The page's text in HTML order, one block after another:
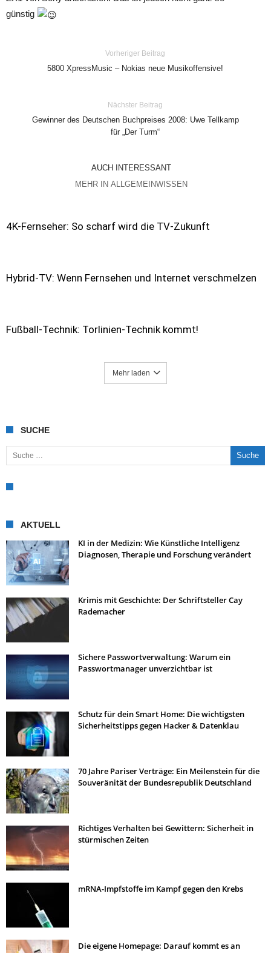
günstig
Vorheriger Beitrag
5800 XpressMusic – Nokias neue Musikoffensive!
Nächster Beitrag
Gewinner des Deutschen Buchpreises 2008: Uwe Tellkamp
für „Der Turm“
AUCH INTERESSANT
MEHR IN ALLGEMEINWISSEN
4K-Fernseher: So scharf wird die TV-Zukunft
Hybrid-TV: Wenn Fernsehen und Internet verschmelzen
Fußball-Technik: Torlinien-Technik kommt!
Mehr laden
SUCHE
Suche nach:
AKTUELL
KI in der Medizin: Wie Künstliche Intelligenz
Diagnosen, Therapie und Forschung verändert
Krimis mit Geschichte: Der Schriftsteller Cay
Rademacher
Sichere Passwortverwaltung: Warum ein
Passwortmanager unverzichtbar ist
Schutz für dein Smart Home: Die wichtigsten
Sicherheitstipps gegen Hacker & Datenklau
70 Jahre Pariser Verträge: Ein Meilenstein für die
Souveränität der Bundesrepublik Deutschland
Richtiges Verhalten bei Gewittern: Sicherheit in
stürmischen Zeiten
mRNA-Impfstoffe im Kampf gegen den Krebs
Die eigene Homepage: Darauf kommt es an